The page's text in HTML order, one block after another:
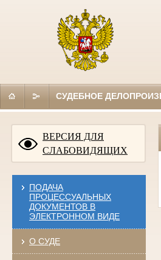
СУДЕБНОЕ
ВЕРСИЯ ДЛЯ
СЛАБОВИДЯЩИХ
ПОДАЧА
ПРОЦЕССУАЛЬНЫХ
ДОКУМЕНТОВ В
ЭЛЕКТРОННОМ ВИДЕ
О СУДЕ